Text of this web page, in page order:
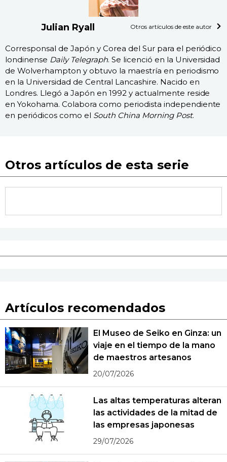
Julian Ryall Otros artículos de este autor
Corresponsal de Japón y Corea del Sur para el periódico
londinense Daily Telegraph. Se licenció en la Universidad
de Wolverhampton y obtuvo la maestría en periodismo
en la Universidad de Central Lancashire. Nacido en
Londres. Llegó a Japón en 1992 y actualmente reside
en Yokohama. Colabora como periodista independiente
en periódicos como el South China Morning Post.
Otros artículos de esta serie
Artículos recomendados
El Museo de Seiko en Ginza: un
viaje en el tiempo de la mano
de maestros artesanos
20/07/2026
Las altas temperaturas alteran
las actividades de la mitad de
las empresas japonesas
29/07/2026